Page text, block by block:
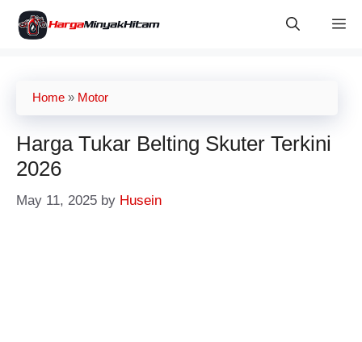
Skip
Home » Motor
Harga Tukar Belting Skuter Terkini
2026
May 11, 2025 by Husein